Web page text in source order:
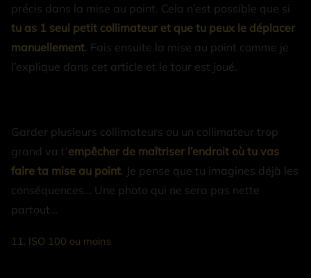
précis dans la mise au point. Cela n’est possible que si
tu as 1 seul petit collimateur et que tu peux le déplacer
manuellement . Fais ensuite la mise au point comme je
l’explique dans cet article et le tour est joué.
Garder plusieurs collimateurs ou un collimateur trop
grand va t’empêcher de maîtriser l’endroit où tu vas
faire ta mise au point. Je pense que tu imagines déjà les
conséquences… Une photo qui ne sera pas nette
partout…
11. ISO 100 ou moins